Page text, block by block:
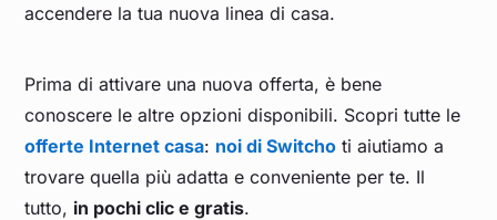
accendere la tua nuova linea di casa.
Prima di attivare una nuova offerta, è bene
conoscere le altre opzioni disponibili. Scopri tutte le
offerte Internet casa: noi di Switcho ti aiutiamo a
trovare quella più adatta e conveniente per te. Il
tutto, in pochi clic e gratis.